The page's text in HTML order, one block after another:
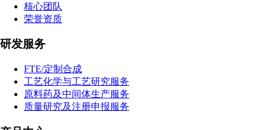
核心团队
荣誉资质
研发服务
FTE/定制合成
工艺化学与工艺研究服务
原料药及中间体生产服务
质量研究及注册申报服务